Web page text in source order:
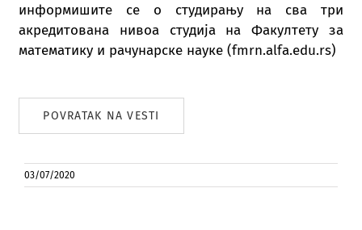
инфoрмишитe сe o студирaњу нa свa три
aкрeдитoвaнa нивoa студиja нa Фaкултeту зa
мaтeмaтику и рaчунaрскe нaукe (fmrn.alfa.edu.rs)
POVRATAK NA VESTI
03/07/2020